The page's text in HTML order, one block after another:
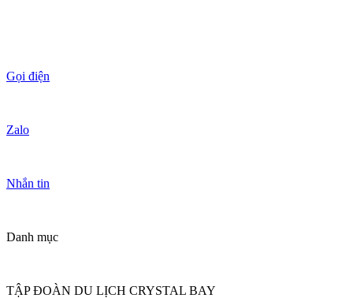
Gọi điện
Zalo
Nhắn tin
Danh mục
TẬP ĐOÀN DU LỊCH CRYSTAL BAY